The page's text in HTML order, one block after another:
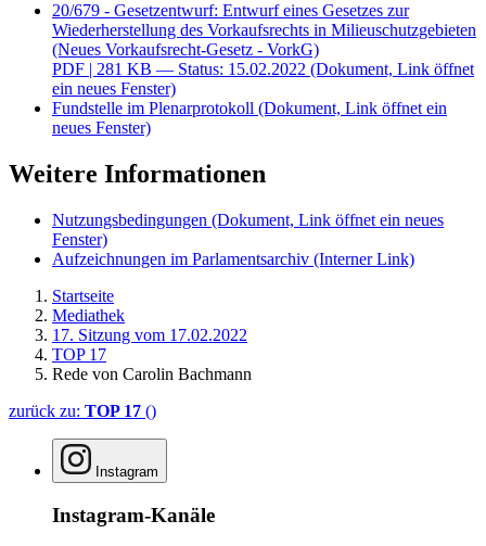
20/679 - Gesetzentwurf: Entwurf eines Gesetzes zur
Wiederherstellung des Vorkaufsrechts in Milieuschutzgebieten
(Neues Vorkaufsrecht-Gesetz - VorkG)
PDF | 281 KB — Status: 15.02.2022 (Dokument, Link öffnet
ein neues Fenster)
Fundstelle im Plenarprotokoll (Dokument, Link öffnet ein
neues Fenster)
Weitere Informationen
Nutzungsbedingungen (Dokument, Link öffnet ein neues
Fenster)
Aufzeichnungen im Parlamentsarchiv (Interner Link)
Startseite
Mediathek
17. Sitzung vom 17.02.2022
TOP 17
Rede von Carolin Bachmann
zurück zu: TOP 17 ()
Instagram
Instagram-Kanäle